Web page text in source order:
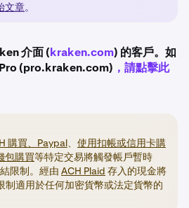
文章。
介面 (kraken.com) 的客戶。如
(pro.kraken.com) ，請點擊此
購買、 Paypal、 使用扣帳或信用卡購
包購買等特定交易將觸發帳戶暫時
限制。經由 ACH Plaid 存入的現金將
制適用於任何加密貨幣或法定貨幣的